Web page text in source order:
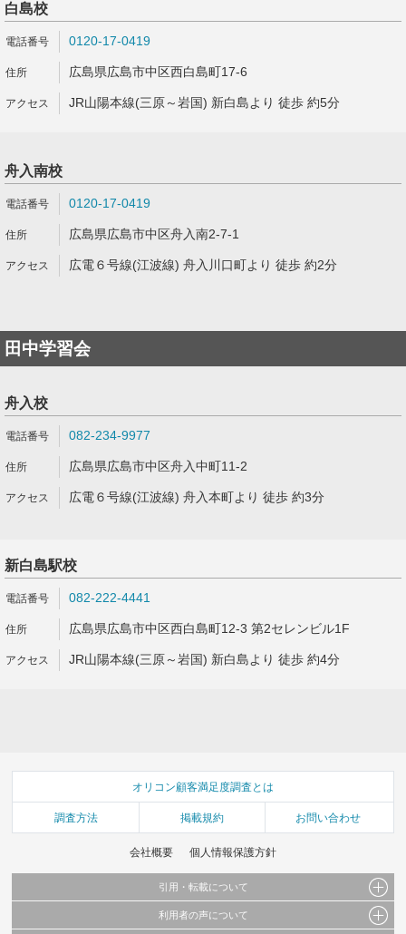
白島校
0120-17-0419
広島県広島市中区西白島町17-6
JR山陽本線(三原～岩国) 新白島より 徒歩 約5分
舟入南校
0120-17-0419
広島県広島市中区舟入南2-7-1
広電６号線(江波線) 舟入川口町より 徒歩 約2分
田中学習会
舟入校
082-234-9977
広島県広島市中区舟入中町11-2
広電６号線(江波線) 舟入本町より 徒歩 約3分
新白島駅校
082-222-4441
広島県広島市中区西白島町12-3 第2セレンビル1F
JR山陽本線(三原～岩国) 新白島より 徒歩 約4分
オリコン顧客満足度調査とは
調査方法 掲載規約 お問い合わせ
会社概要 個人情報保護方針
引用・転載について
当サイトで公開されている情報（文字、写真、イラスト、画像データ等）及びこれらの配
利用者の声について